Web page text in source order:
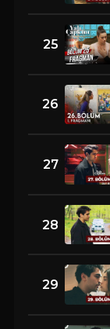
25
26
27
28
29